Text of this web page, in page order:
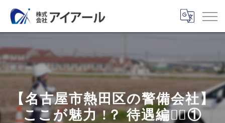
【名古屋市熱田区の警備会社】
ここが魅力 !？ 待遇編🕵🏻①